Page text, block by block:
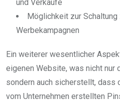
und Verkäufe
Möglichkeit zur
Werbekampagnen
Ein weiterer wesentlicher
eigenen Website, was nicht nur
sondern auch sicherstellt, dass
vom Unternehmen erstellten